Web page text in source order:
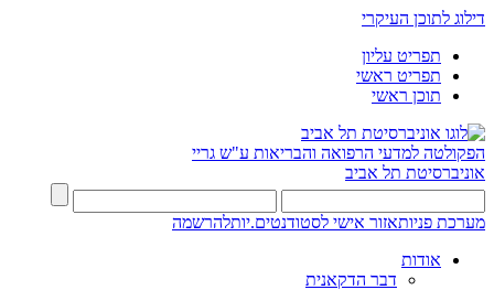
דילוג לתוכן העיקרי
תפריט עליון
תפריט ראשי
תוכן ראשי
הפקולטה למדעי הרפואה והבריאות ע"ש גריי
אוניברסיטת תל אביב
מערכת פניותאזור אישי לסטודנטים.יותלהרשמה
אודות
דבר הדקאנית